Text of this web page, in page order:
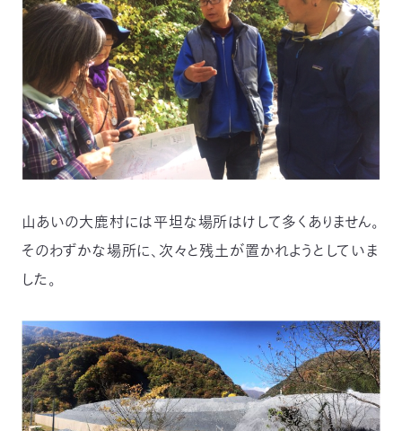
山あいの大鹿村には平坦な場所はけして多くありません。
そのわずかな場所に、次々と残土が置かれようとしていま
した。